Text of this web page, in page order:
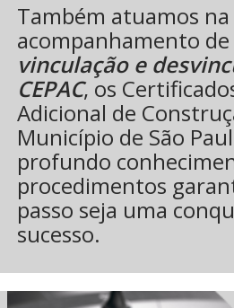
Também atuamos
acompanhamento de
vinculação e
CEPAC, os
Adicional de
Município de São
profundo
procedimentos
passo seja uma
sucesso.